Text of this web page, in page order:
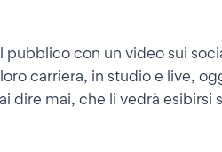
pubblico con un video sui
carriera, in studio e live,
dire mai, che li vedrà esibirsi